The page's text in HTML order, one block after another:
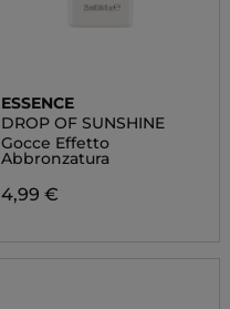
ESSENCE
DROP OF SUNSHINE
Gocce Effetto
Abbronzatura
4,99 €